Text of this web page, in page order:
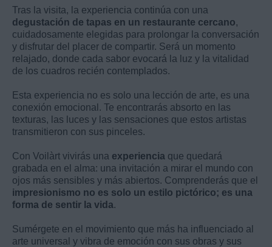
Tras la visita, la experiencia continúa con una
degustación de tapas en un restaurante cercano,
cuidadosamente elegidas para prolongar la conversación
y disfrutar del placer de compartir. Será un momento
relajado, donde cada sabor evocará la luz y la vitalidad
de los cuadros recién contemplados.
Esta experiencia no es solo una lección de arte, es una
conexión emocional. Te encontrarás absorto en las
texturas, las luces y las sensaciones que estos artistas
transmitieron con sus pinceles.
Con Voilàrt vivirás una experiencia que quedará
grabada en el alma: una invitación a mirar el mundo con
ojos más sensibles y más abiertos. Comprenderás que el
impresionismo no es solo un estilo pictórico; es una
forma de sentir la vida.
Sumérgete en el movimiento que más ha influenciado al
arte universal y vibra de emoción con sus obras y sus